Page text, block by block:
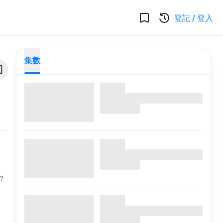
登記 / 登入
集數